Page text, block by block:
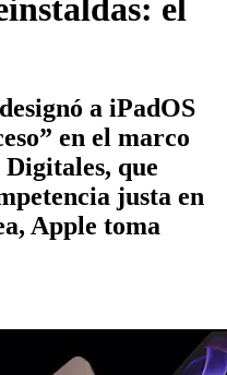
el
a iPadOS
en el marco
que
justa en
Apple toma